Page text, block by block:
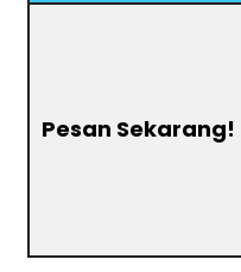
Pesan Sekarang!